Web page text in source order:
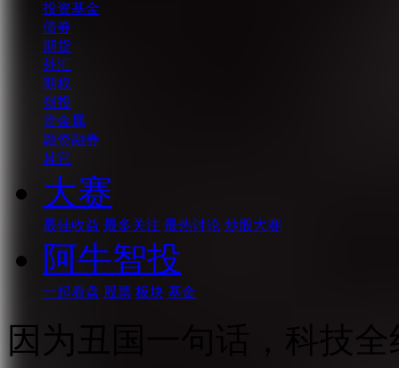
投资基金
债券
期货
外汇
期权
创投
贵金属
融资融券
其它
大赛
最佳收益 最多关注 最热讨论 炒股大赛
阿牛智投
一起看盘 股票 板块 基金
因为丑国一句话，科技